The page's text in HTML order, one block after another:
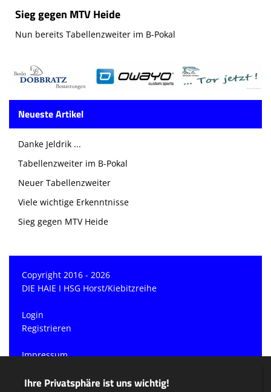
Sieg gegen MTV Heide
Nun bereits Tabellenzweiter im B-Pokal
Neueste Artikel
Danke Jeldrik ...
Tabellenzweiter im B-Pokal
Neuer Tabellenzweiter
Viele wichtige Erkenntnisse
Sieg gegen MTV Heide
Copyright 2016 - 2026
DIE HAIE I HSG Horst/Kiebitzreihe
Login
Registrieren
Impressum